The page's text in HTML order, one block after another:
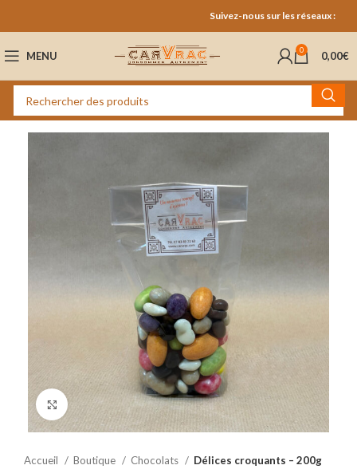
Suivez-nous sur les réseaux :
MENU 0 0,00€
Cliquez pour agrandir
Accueil Boutique Chocolats Délices croquants – 200g